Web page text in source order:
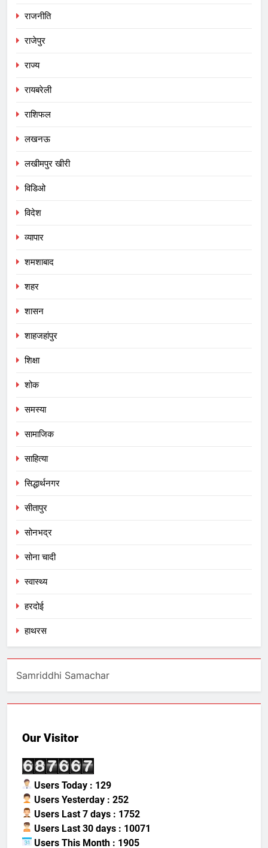
राजनीति
राजेपुर
राज्य
रायबरेली
राशिफल
लखनऊ
लखीमपुर खीरी
विडिओ
विदेश
व्यापार
शमशाबाद
शहर
शासन
शाहजहांपुर
शिक्षा
शोक
समस्या
सामाजिक
साहित्या
सिद्धार्थनगर
सीतापुर
सोनभद्र
सोना चादी
स्वास्थ्य
हरदोई
हाथरस
Samriddhi Samachar
Our Visitor
Users Today : 129
Users Yesterday : 252
Users Last 7 days : 1752
Users Last 30 days : 10071
Users This Month : 1905